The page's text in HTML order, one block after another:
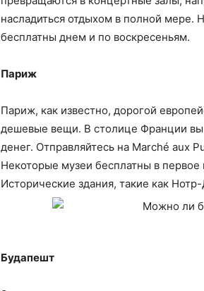
насладиться отдыхом в полной мере.
бесплатны днем ​​и по воскресеньям.
Париж
Париж, как известно, дорогой
дешевые вещи. В столице Франции вы
денег. Отправляйтесь на Marché aux
Некоторые музеи бесплатны в
Исторические здания, такие как
Будапешт